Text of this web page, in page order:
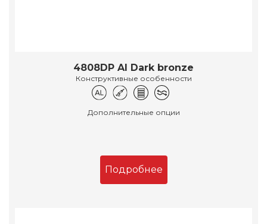
4808DP Al Dark bronze
Конструктивные особенности
Дополнительные опции
Подробнее